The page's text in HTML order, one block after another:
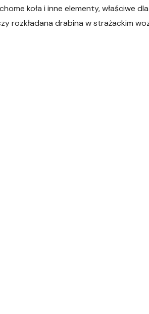
koła i inne elementy, właściwe
rozkładana drabina w strażackim